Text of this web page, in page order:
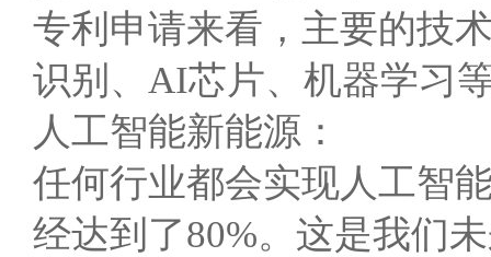
专利申请来看，主要的技
识别、AI芯片、机器学习
人工智能新能源：
任何行业都会实现人工智
经达到了80%。这是我们